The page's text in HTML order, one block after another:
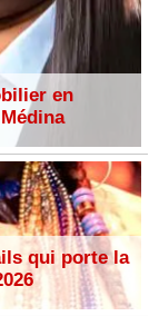
en
qui porte la